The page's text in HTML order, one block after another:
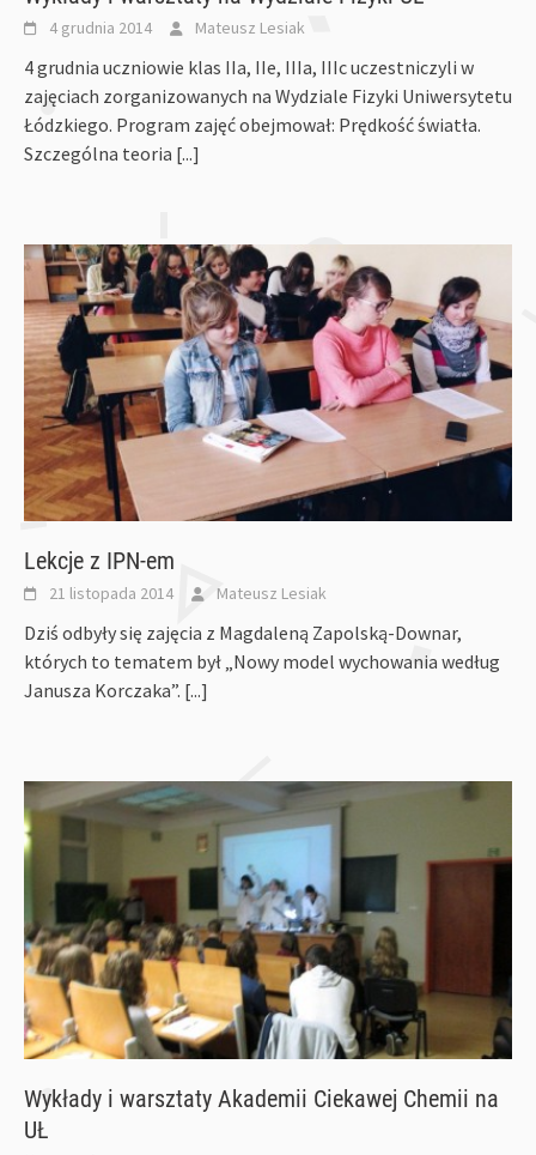
4 grudnia 2014 Mateusz Lesiak
4 grudnia uczniowie klas IIa, IIe, IIIa, IIIc uczestniczyli w
zajęciach zorganizowanych na Wydziale Fizyki Uniwersytetu
Łódzkiego. Program zajęć obejmował: Prędkość światła.
Szczególna teoria [...]
Lekcje z IPN-em
21 listopada 2014 Mateusz Lesiak
Dziś odbyły się zajęcia z Magdaleną Zapolską-Downar,
których to tematem był „Nowy model wychowania według
Janusza Korczaka”. [...]
Wykłady i warsztaty Akademii Ciekawej Chemii na
UŁ